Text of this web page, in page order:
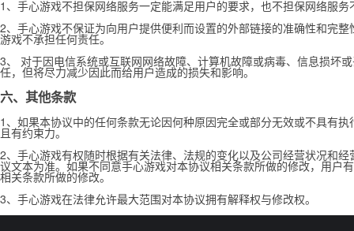
1、手心游戏不担保网络服务一定能满足用户的要求，也不担保网络服
2、手心游戏不保证为向用户提供便利而设置的外部链接的准确性和完
游戏不承担任何责任。
3、 对于因电信系统或互联网网络故障、计算机故障或病毒、信息损坏
任，但将尽力减少因此而给用户造成的损失和影响。
六、其他条款
1、如果本协议中的任何条款无论因何种原因完全或部分无效或不具有
且有约束力。
2、手心游戏有权随时根据有关法律、法规的变化以及公司经营状况和
议文本为准。如果不同意手心游戏对本协议相关条款所做的修改，用户
相关条款所做的修改。
3、手心游戏在法律允许最大范围对本协议拥有解释权与修改权。